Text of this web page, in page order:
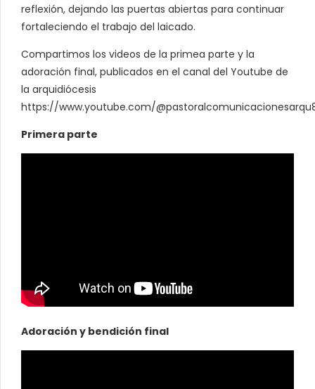
reflexión, dejando las puertas abiertas para continuar
fortaleciendo el trabajo del laicado.
Compartimos los videos de la primea parte y la
adoración final, publicados en el canal del Youtube de
la arquidiócesis
https://www.youtube.com/
Primera parte
Adoración y bendición final